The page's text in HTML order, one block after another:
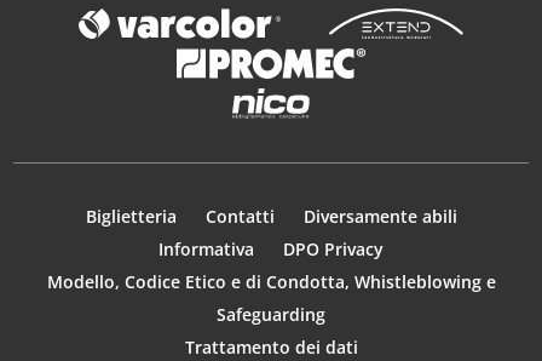
Biglietteria Contatti
Diversamente abili
Informativa
DPO Privacy
Modello, Codice Etico e di Condotta, Whistleblowing e
Safeguarding
Trattamento dei dati